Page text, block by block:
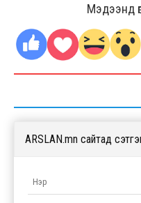
Мэдээнд
ARSLAN.mn сайтад